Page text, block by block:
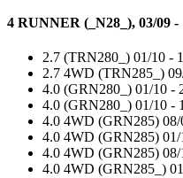
4 RUNNER (_N28_), 03/09 -
2.7 (TRN280_) 01/10 -
2.7 4WD (TRN285_)
4.0 (GRN280_) 01/10 -
4.0 (GRN280_) 01/10 -
4.0 4WD (GRN285) 08/
4.0 4WD (GRN285) 01/
4.0 4WD (GRN285) 08/
4.0 4WD (GRN285_)